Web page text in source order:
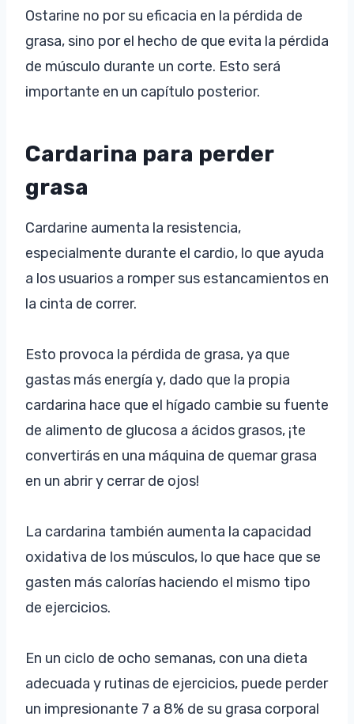
Ostarine no por su eficacia en la pérdida de
grasa, sino por el hecho de que evita la pérdida
de músculo durante un corte. Esto será
importante en un capítulo posterior.
Cardarina para perder
grasa
Cardarine aumenta la resistencia,
especialmente durante el cardio, lo que ayuda
a los usuarios a romper sus estancamientos en
la cinta de correr.
Esto provoca la pérdida de grasa, ya que
gastas más energía y, dado que la propia
cardarina hace que el hígado cambie su fuente
de alimento de glucosa a ácidos grasos, ¡te
convertirás en una máquina de quemar grasa
en un abrir y cerrar de ojos!
La cardarina también aumenta la capacidad
oxidativa de los músculos, lo que hace que se
gasten más calorías haciendo el mismo tipo
de ejercicios.
En un ciclo de ocho semanas, con una dieta
adecuada y rutinas de ejercicios, puede perder
un impresionante 7 a 8% de su grasa corporal